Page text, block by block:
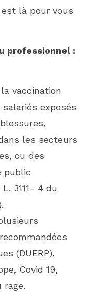
là pour vous
professionnel :
vaccination
exposés
les secteurs
ou des
public
3111- 4 du
(DUERP),
Covid 19,
rage.